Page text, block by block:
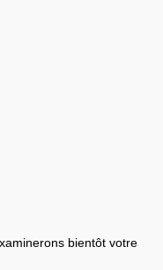
bientôt votre